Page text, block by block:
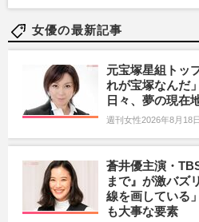
女優の最新記事
元宝塚星組トッ
れが宝塚なんだ
日々、夢の現在
週刊女性2026年8月18
蒼井優主演・
まで』が激バズ
線を画している
も大事な要素